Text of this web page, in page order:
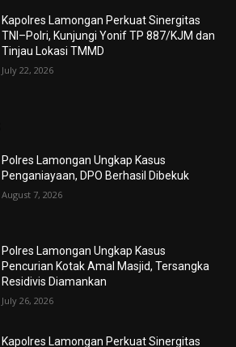
Kapolres Lamongan Perkuat Sinergitas
TNI–Polri, Kunjungi Yonif TP 887/KJM dan
Tinjau Lokasi TMMD
July 22, 2026
Polres Lamongan Ungkap Kasus
Penganiayaan, DPO Berhasil Dibekuk
August 7, 2026
Polres Lamongan Ungkap Kasus
Pencurian Kotak Amal Masjid, Tersangka
Residivis Diamankan
July 26, 2026
Kapolres Lamongan Perkuat Sinergitas